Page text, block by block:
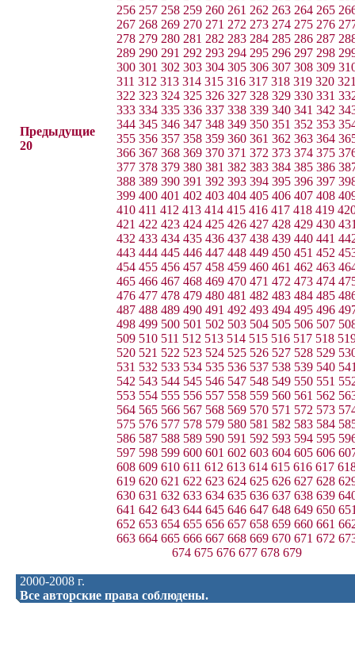
Предыдущие
20
256 257 258 259 260 261 262 263 264 265
267 268 269 270 271 272 273 274 275 276
278 279 280 281 282 283 284 285 286 287
289 290 291 292 293 294 295 296 297 298
300 301 302 303 304 305 306 307 308 309
311 312 313 314 315 316 317 318 319 320
322 323 324 325 326 327 328 329 330 331
333 334 335 336 337 338 339 340 341 342
344 345 346 347 348 349 350 351 352 353
355 356 357 358 359 360 361 362 363 364
366 367 368 369 370 371 372 373 374 375
377 378 379 380 381 382 383 384 385 386
388 389 390 391 392 393 394 395 396 397
399 400 401 402 403 404 405 406 407 408
410 411 412 413 414 415 416 417 418 419
421 422 423 424 425 426 427 428 429 430
432 433 434 435 436 437 438 439 440 441
443 444 445 446 447 448 449 450 451 452
454 455 456 457 458 459 460 461 462 463
465 466 467 468 469 470 471 472 473 474
476 477 478 479 480 481 482 483 484 485
487 488 489 490 491 492 493 494 495 496
498 499 500 501 502 503 504 505 506 507
509 510 511 512 513 514 515 516 517 518
520 521 522 523 524 525 526 527 528 529
531 532 533 534 535 536 537 538 539 540
542 543 544 545 546 547 548 549 550 551
553 554 555 556 557 558 559 560 561 562
564 565 566 567 568 569 570 571 572 573
575 576 577 578 579 580 581 582 583 584
586 587 588 589 590 591 592 593 594 595
597 598 599 600 601 602 603 604 605 606
608 609 610 611 612 613 614 615 616 617
619 620 621 622 623 624 625 626 627 628
630 631 632 633 634 635 636 637 638 639
641 642 643 644 645 646 647 648 649 650
652 653 654 655 656 657 658 659 660 661
663 664 665 666 667 668 669 670 671 672
674 675 676 677 678 679
2000-2008 г.
Все авторские права соблюдены.